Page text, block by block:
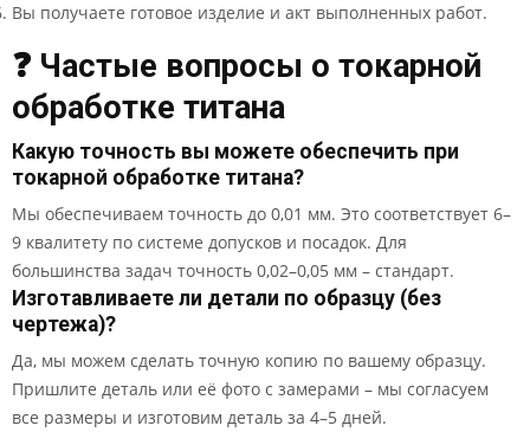
Вы получаете готовое изделие и акт выполненных работ.
❓ Частые вопросы о токарной
обработке титана
Какую точность вы можете обеспечить при
токарной обработке титана?
Мы обеспечиваем точность до 0,01 мм. Это соответствует 6–
9 квалитету по системе допусков и посадок. Для
большинства задач точность 0,02–0,05 мм – стандарт.
Изготавливаете ли детали по образцу (без
чертежа)?
Да, мы можем сделать точную копию по вашему образцу.
Пришлите деталь или её фото с замерами – мы согласуем
все размеры и изготовим деталь за 4–5 дней.